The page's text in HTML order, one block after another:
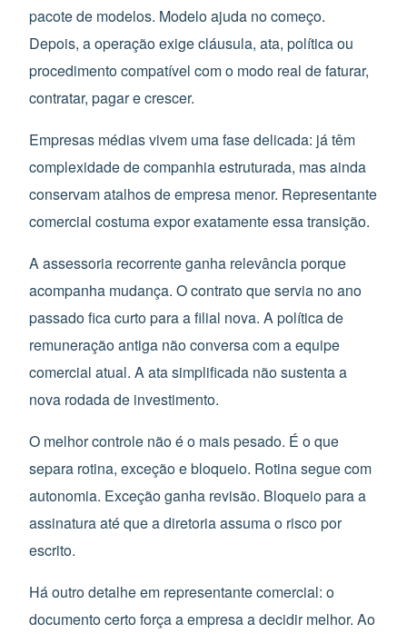
pacote de modelos. Modelo ajuda no começo.
Depois, a operação exige cláusula, ata, política ou
procedimento compatível com o modo real de faturar,
contratar, pagar e crescer.
Empresas médias vivem uma fase delicada: já têm
complexidade de companhia estruturada, mas ainda
conservam atalhos de empresa menor. Representante
comercial costuma expor exatamente essa transição.
A assessoria recorrente ganha relevância porque
acompanha mudança. O contrato que servia no ano
passado fica curto para a filial nova. A política de
remuneração antiga não conversa com a equipe
comercial atual. A ata simplificada não sustenta a
nova rodada de investimento.
O melhor controle não é o mais pesado. É o que
separa rotina, exceção e bloqueio. Rotina segue com
autonomia. Exceção ganha revisão. Bloqueio para a
assinatura até que a diretoria assuma o risco por
escrito.
Há outro detalhe em representante comercial: o
documento certo força a empresa a decidir melhor. Ao